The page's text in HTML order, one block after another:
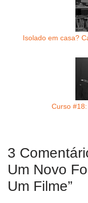
Isolado em casa?
Curso
3
Um Novo
Um Filme”